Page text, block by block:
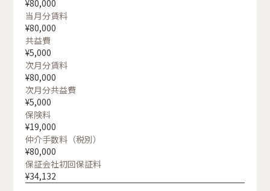
¥80,000
当月分賃料
¥80,000
共益費
¥5,000
次月分賃料
¥80,000
次月分共益費
¥5,000
保険料
¥19,000
仲介手数料（税別）
¥80,000
保証会社初回保証料
¥34,132